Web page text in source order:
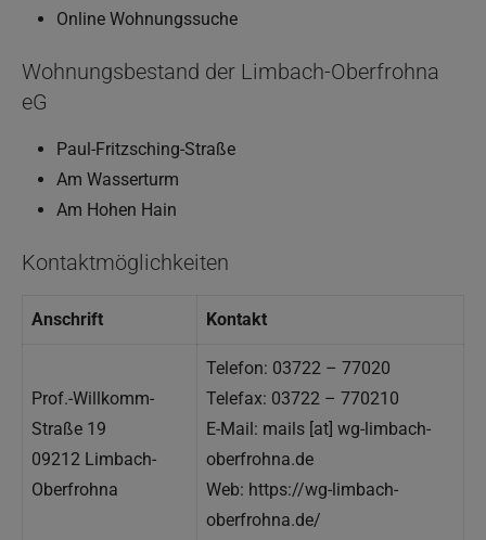
Online Wohnungssuche
Wohnungsbestand der Limbach-Oberfrohna
eG
Paul-Fritzsching-Straße
Am Wasserturm
Am Hohen Hain
Kontaktmöglichkeiten
Anschrift Kontakt
Prof.-Willkomm-
Straße 19
09212 Limbach-
Oberfrohna
Telefon: 03722 – 77020
Telefax: 03722 – 770210
E-Mail: mails [at] wg-limbach-
oberfrohna.de
Web: https://wg-limbach-
oberfrohna.de/